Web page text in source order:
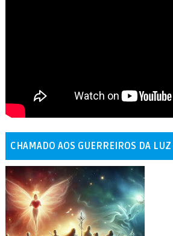
CHAMADO AOS GUERREIROS DA LUZ